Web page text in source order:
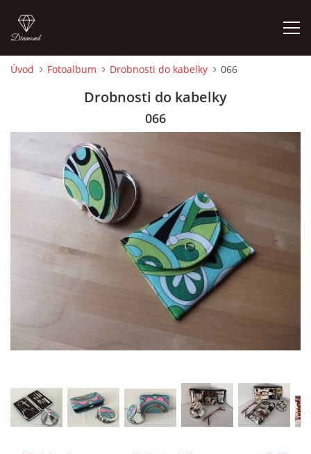
CEDULKY
MOJE POSLEDNÍ PRÁCE
jk-laguna@seznam.cz
Úvod Fotoalbum Drobnosti do kabelky 066
Drobnosti do kabelky
066